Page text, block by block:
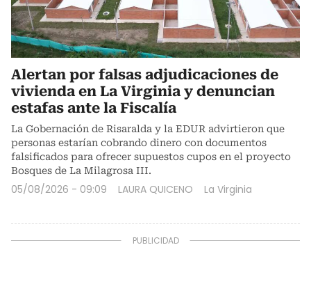
Alertan por falsas adjudicaciones de
vivienda en La Virginia y denuncian
estafas ante la Fiscalía
La Gobernación de Risaralda y la EDUR advirtieron que
personas estarían cobrando dinero con documentos
falsificados para ofrecer supuestos cupos en el proyecto
Bosques de La Milagrosa III.
05/08/2026 - 09:09 LAURA QUICENO La Virginia